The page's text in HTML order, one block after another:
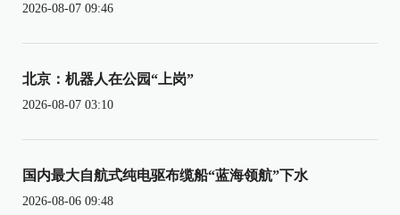
2026-08-07 09:46
北京：机器人在公园“上岗”
2026-08-07 03:10
国内最大自航式纯电驱布缆船“蓝海领航”下水
2026-08-06 09:48